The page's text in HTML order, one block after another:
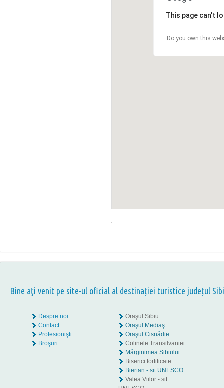
This page can't
Do you own this
Bine aţi venit pe site-ul oficial al destinației turistice județul
Despre noi
Contact
Profesionişti
Broşuri
Oraşul Sibiu
Oraşul Mediaş
Oraşul Cisnădie
Colinele Transilvaniei
Mărginimea Sibiului
Biserici fortificate
Biertan - sit UNESCO
Valea Viilor - sit